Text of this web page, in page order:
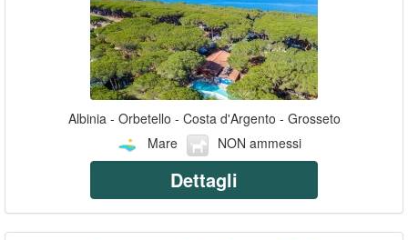
Albinia - Orbetello - Costa d'Argento - Grosseto
Mare
NON ammessi
Dettagli